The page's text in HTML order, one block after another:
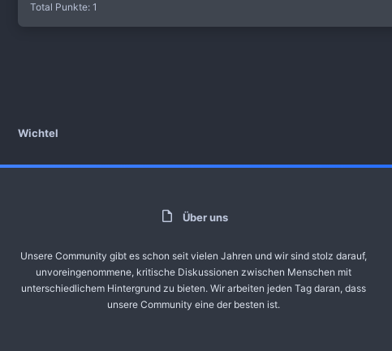
Total Punkte: 1
Wichtel
Über uns
Unsere Community gibt es schon seit vielen Jahren und wir sind stolz darauf,
unvoreingenommene, kritische Diskussionen zwischen Menschen mit
unterschiedlichem Hintergrund zu bieten. Wir arbeiten jeden Tag daran, dass
unsere Community eine der besten ist.